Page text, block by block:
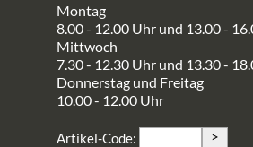
Montag
8.00 - 12.00 Uhr und 13.00 -
Mittwoch
7.30 - 12.30 Uhr und 13.30 -
Donnerstag und Freitag
10.00 - 12.00 Uhr
Artikel-Code: >